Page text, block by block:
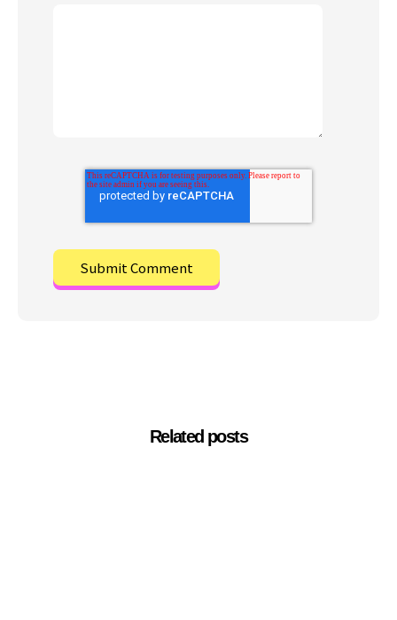
Related posts